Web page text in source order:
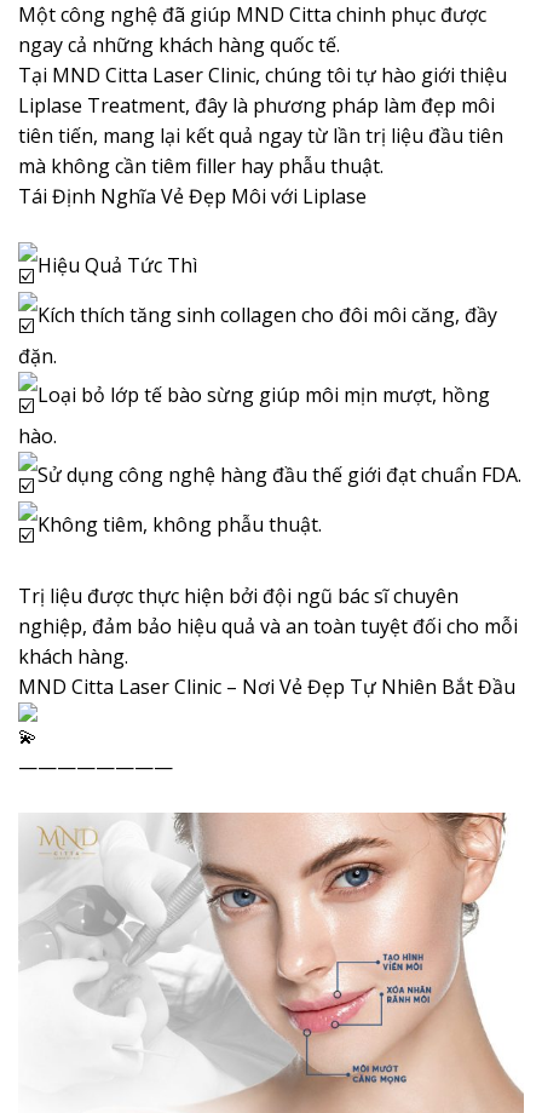
Một công nghệ đã giúp MND Citta chinh phục được
ngay cả những khách hàng quốc tế.
Tại MND Citta Laser Clinic, chúng tôi tự hào giới thiệu
Liplase Treatment, đây là phương pháp làm đẹp môi
tiên tiến, mang lại kết quả ngay từ lần trị liệu đầu tiên
mà không cần tiêm filler hay phẫu thuật.
Tái Định Nghĩa Vẻ Đẹp Môi với Liplase
Hiệu Quả Tức Thì
Kích thích tăng sinh collagen cho đôi môi căng, đầy
đặn.
Loại bỏ lớp tế bào sừng giúp môi mịn mượt, hồng
hào.
Sử dụng công nghệ hàng đầu thế giới đạt chuẩn FDA.
Không tiêm, không phẫu thuật.
Trị liệu được thực hiện bởi đội ngũ bác sĩ chuyên
nghiệp, đảm bảo hiệu quả và an toàn tuyệt đối cho mỗi
khách hàng.
MND Citta Laser Clinic – Nơi Vẻ Đẹp Tự Nhiên Bắt Đầu
————————